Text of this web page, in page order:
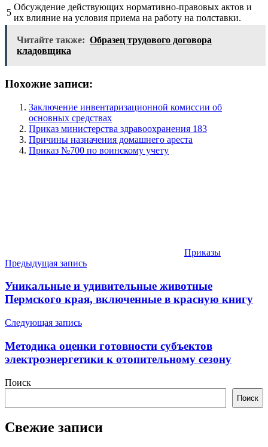
5
Обсуждение действующих нормативно-правовых актов и
их влияние на условия приема на работу на полставки.
Читайте также: Образец трудового договора
кладовщика
Похожие записи:
Заключение инвентаризационной комиссии об
основных средствах
Приказ министерства здравоохранения 183
Причины назначения домашнего ареста
Приказ №700 по воинскому учету
Приказы
Навигация
по
записям
Предыдущая запись
Уникальные и удивительные животные
Пермского края, включенные в красную книгу
Следующая запись
Методика оценки готовности субъектов
электроэнергетики к отопительному сезону
Поиск
Поиск
Свежие записи